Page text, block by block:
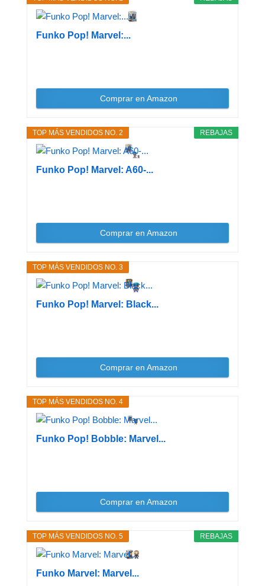
Funko Pop! Marvel:...
Comprar en Amazon
REBAJAS
TOP MÁS VENDIDOS NO. 2
Funko Pop! Marvel: A60-...
Comprar en Amazon
TOP MÁS VENDIDOS NO. 3
Funko Pop! Marvel: Black...
Comprar en Amazon
TOP MÁS VENDIDOS NO. 4
Funko Pop! Bobble: Marvel...
Comprar en Amazon
REBAJAS
TOP MÁS VENDIDOS NO. 5
Funko Marvel: Marvel...